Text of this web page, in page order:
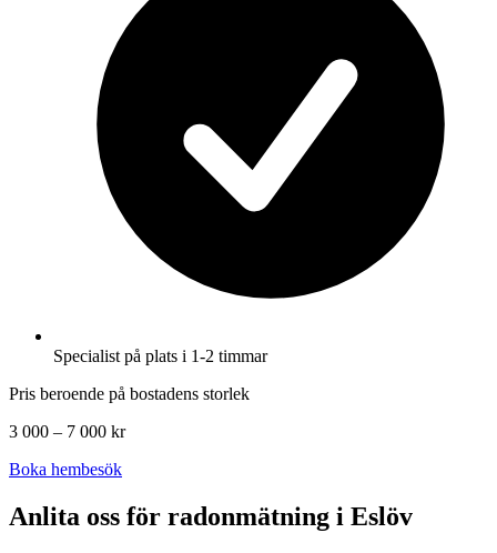
Specialist på plats i 1-2 timmar
Pris beroende på bostadens storlek
3 000 – 7 000 kr
Boka hembesök
Anlita oss för radonmätning i Eslöv